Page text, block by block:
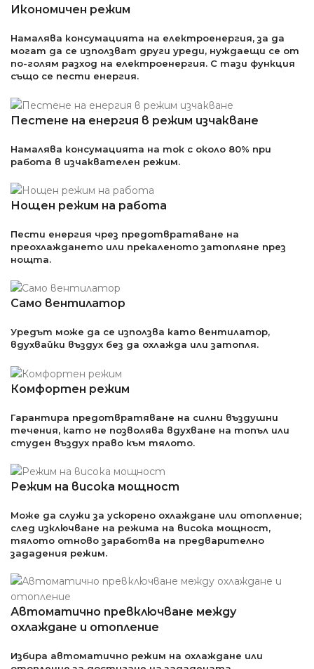
Икономичен режим
Намалява консумацията на електроенергия, за да
могат да се използват други уреди, нуждаещи се от
по-голям разход на електроенергия. С тази функция
също се пести енергия.
Пестене на енергия в режим изчакване
Намалява консумацията на ток с около 80% при
работа в изчаквателен режим.
Нощен режим на работа
Пести енергия чрез предотвратяване на
преохлаждането или прекаленото затопляне през
нощта.
Само вентилатор
Уредът може да се използва като вентилатор,
вдухвайки въздух без да охлажда или затопля.
Комфортен режим
Гарантира предотвратяване на силни въздушни
течения, като не позволява вдухване на топъл или
студен въздух право към тялото.
Режим на висока мощност
Може да служи за ускорено охлаждане или отопление;
след изключване на режима на висока мощност,
тялото отново заработва на предварително
зададения режим.
Автоматично превключване между
охлаждане и отопление
Избира автоматично режим на охлаждане или